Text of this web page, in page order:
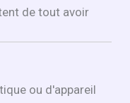
de tout avoir
ou d'appareil